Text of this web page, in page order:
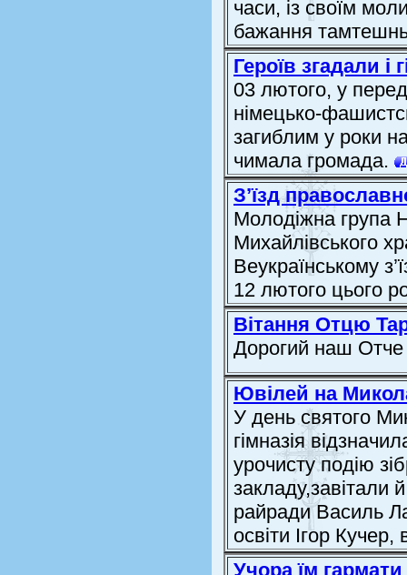
часи, із своїм
бажання
Героїв згадали і
03 лютого, у
німецько-
загиблим у роки
чимала громада.
З’їзд
Молодіжна група
Михайлівського
Веукраїнському
12 лютого цього
Вітання Отцю
Дорогий наш
Ювілей на
У день святого
гімназія
урочисту подію
закладу,завітали
райради Василь
освіти Ігор
Учора їм